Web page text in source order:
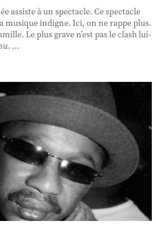
assiste à un spectacle. Ce spectacle
musique indigne. Ici, on ne rappe plus.
Le plus grave n’est pas le clash lui-
...